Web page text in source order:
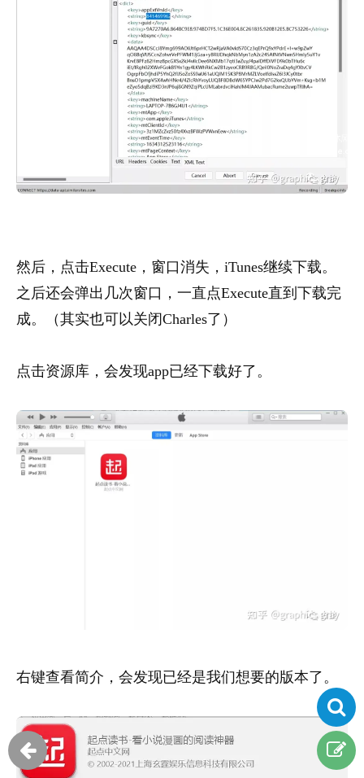
然后，点击Execute，窗口消失，iTunes继续下载。
之后还会弹出几次窗口，一直点Execute直到下载完
成。（其实也可以关闭Charles了）
点击资源库，会发现app已经下载好了。
右键查看简介，会发现已经是我们想要的版本了。